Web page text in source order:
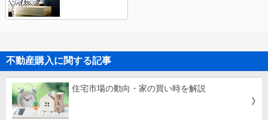
不動産購入に関する記事
住宅市場の動向・家の買い時を解説